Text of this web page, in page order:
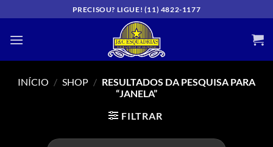
to
content
PRECISOU? LIGUE! (11) 4822-1177
INÍCIO / SHOP / RESULTADOS DA PESQUISA PARA
“JANELA”
FILTRAR